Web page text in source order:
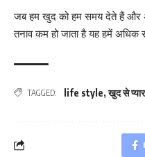
जब हम खुद को हम समय देते हैं और
तनाव कम हो जाता है यह हमें
TAGGED: life style,खुद से